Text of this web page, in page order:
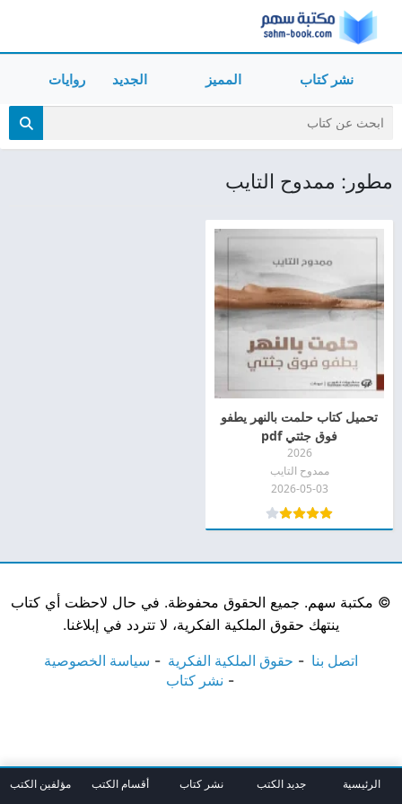
نشر كتاب المميز الجديد روايات
مطور: ممدوح التايب
تحميل كتاب حلمت بالنهر يطفو
فوق جثتي pdf
2026
ممدوح التايب
2026-05-03
© مكتبة سهم. جميع الحقوق محفوظة. في حال لاحظت أي كتاب
ينتهك حقوق الملكية الفكرية، لا تتردد في إبلاغنا.
اتصل بنا حقوق الملكية الفكرية
سياسة الخصوصية
نشر كتاب
الرئيسية جديد الكتب نشر كتاب أقسام الكتب مؤلفين الكتب